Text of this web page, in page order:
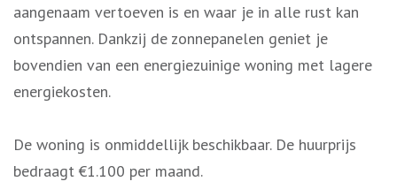
aangenaam vertoeven is en waar je in alle rust kan
ontspannen. Dankzij de zonnepanelen geniet je
bovendien van een energiezuinige woning met lagere
energiekosten.
De woning is onmiddellijk beschikbaar. De huurprijs
bedraagt €1.100 per maand.